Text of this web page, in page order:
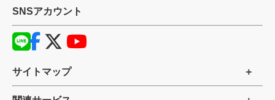
SNSアカウント
サイトマップ